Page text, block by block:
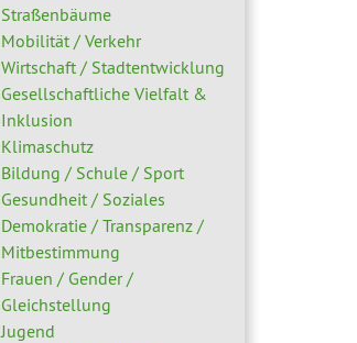
Straßenbäume
Mobilität / Verkehr
Wirtschaft / Stadtentwicklung
Gesellschaftliche Vielfalt &
Inklusion
Klimaschutz
Bildung / Schule / Sport
Gesundheit / Soziales
Demokratie / Transparenz /
Mitbestimmung
Frauen / Gender /
Gleichstellung
Jugend